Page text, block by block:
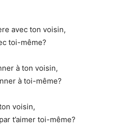
avec ton voisin,
toi-même?
à ton voisin,
à toi-même?
voisin,
t’aimer toi-même?